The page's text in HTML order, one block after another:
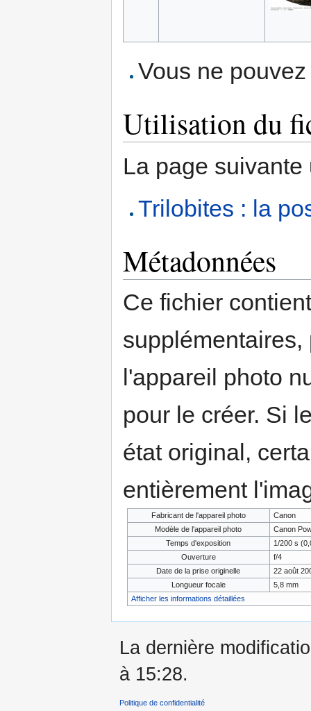
Vous ne
Utilisation du
La page
Trilobites : la
Métadonnées
Ce fichier
l'appareil photo
pour le créer. Si
état original,
entièrement
Fabricant de l'appareil photo
Canon
Modèle de l'appareil photo
Canon
Temps d'exposition
1/200 s
Ouverture
f/4
Date de la prise originelle
22 août
Longueur focale
5,8 mm
Afficher les informations détaillées
La dernière
à 15:28.
Politique de confidentialité